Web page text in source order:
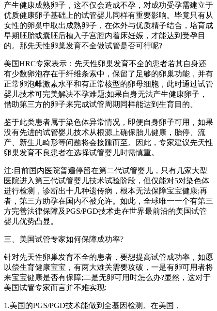
产生健康成熟卵子，这不仅会造成不孕，对成功受孕需建立于
优质健康卵子基础上的试管婴儿同样有重要影响。毕竟只有从
女性的卵巢中取出成熟卵子，在体外与优质精子结合，培育成
早期胚胎或囊胚后植入子宫腔内着床妊娠，才能达到受孕目
的。那先天性卵巢发育不全做试管是否可行呢?
美国HRC专家表示：先天性卵巢发育不全的患者若其自身还
有少数卵泡存在于纤维条索中，保留了足够的卵巢功能，并有
正常卵泡雌激素水平和有正常核型的卵母细胞，此时通过试管
婴儿技术可完美解决不孕难题;如果自身无法产生健康卵子，
借助第三方的卵子来完成试管周期同样能达到生育目的。
鉴于此类患者属于染色体异常情况，即便自身卵子可用，如果
没有先进的试管婴儿技术从根源上确保胎儿健康，胎停、流
产、新生儿畸形等问题将会接踵而至。因此，专家建议先天性
卵巢发育不良患者在选择试管婴儿时需慎重。
注:目前国内医院普遍停留在第二代试管婴儿，只有几家大型
医院进入第三代试管婴儿技术试验阶段，但仅能对5对染色体
进行检测，诊断出十几种遗传病，根本无法保障宝宝健康;再
者，第三方助孕在国内不被允许。如此，全球唯一一个有第三
方完善法律保障及PGS/PGD技术走在世界最前沿的美国试管
婴儿优势凸显。
三、美国试管专家如何保障成功率?
针对先天性卵巢发育不全的患者，要想提高试管成功率，如愿
以偿生育健康宝宝，有两大难关需要攻破，一是有卵可用者将
来宝宝健康是否有保障;二是无卵可用时怎么办?显然，这对于
美国试管专家而言并不难实现:
1.美国的PGS/PGD技术能做到全基因检测。在美国，